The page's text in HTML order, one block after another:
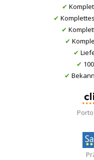
✔
✔
✔
✔
✔
✔
✔